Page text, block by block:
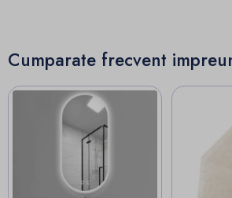
Cumparate frecvent